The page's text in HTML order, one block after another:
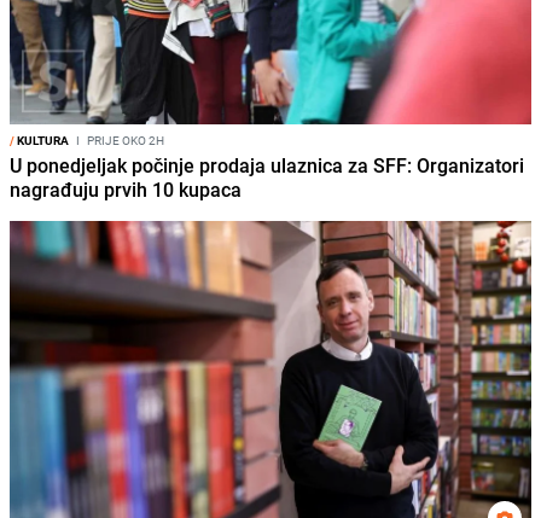
/KULTURA I PRIJE OKO 2H
U ponedjeljak počinje prodaja ulaznica za SFF: Organizatori
nagrađuju prvih 10 kupaca